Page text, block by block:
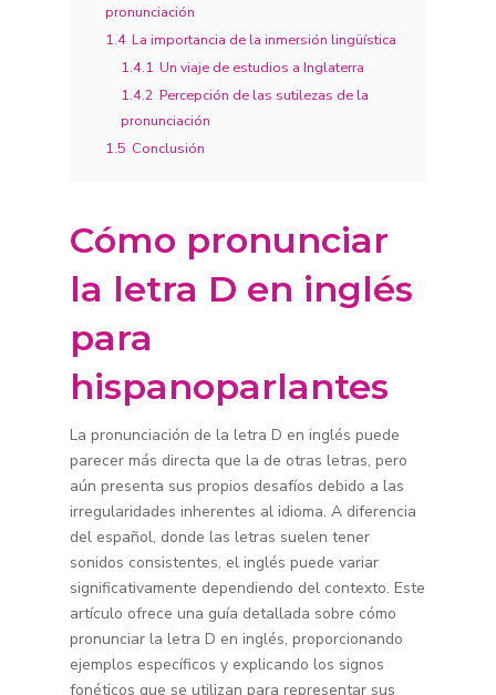
pronunciación
1.4 La importancia de la inmersión lingüística
1.4.1 Un viaje de estudios a Inglaterra
1.4.2 Percepción de las sutilezas de la
pronunciación
1.5 Conclusión
Cómo pronunciar
la letra D en inglés
para
hispanoparlantes
La pronunciación de la letra D en inglés puede
parecer más directa que la de otras letras, pero
aún presenta sus propios desafíos debido a las
irregularidades inherentes al idioma. A diferencia
del español, donde las letras suelen tener
sonidos consistentes, el inglés puede variar
significativamente dependiendo del contexto. Este
artículo ofrece una guía detallada sobre cómo
pronunciar la letra D en inglés, proporcionando
ejemplos específicos y explicando los signos
fonéticos que se utilizan para representar sus